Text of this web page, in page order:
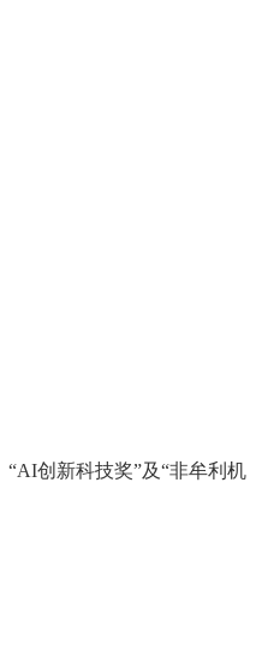
“AI创新科技奖”及“非牟利机